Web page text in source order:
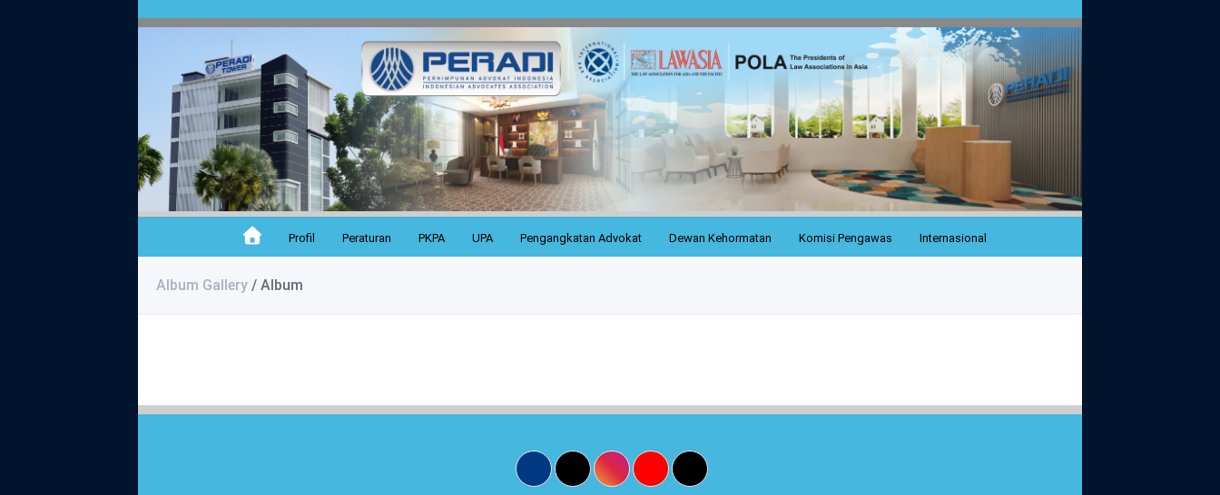
Profil Peraturan PKPA UPA Pengangkatan Advokat Dewan Kehormatan Komisi Pengawas Internasional
Album Gallery / Album